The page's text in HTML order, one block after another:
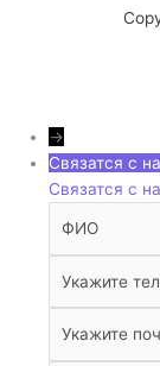
→
Связатся с
Связатся с